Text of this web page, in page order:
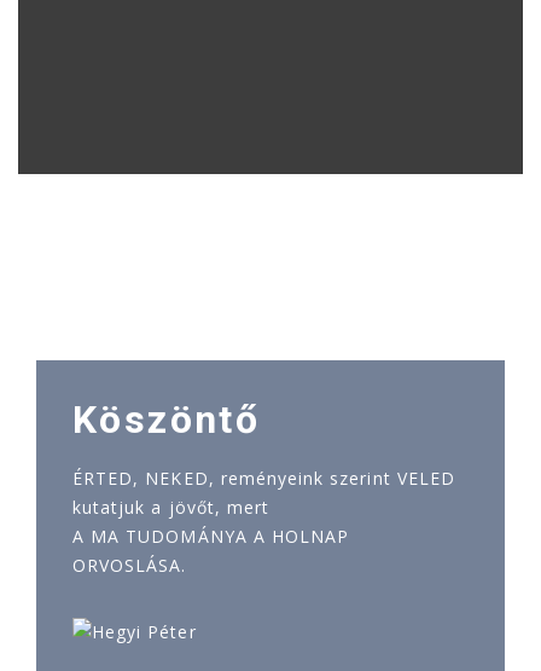
Köszöntő
ÉRTED, NEKED, reményeink szerint VELED
kutatjuk a jövőt, mert
A MA TUDOMÁNYA A HOLNAP
ORVOSLÁSA.